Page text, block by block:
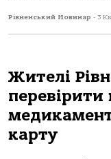
Рівненський Новинар - 3
Жителі
перевірити
карту